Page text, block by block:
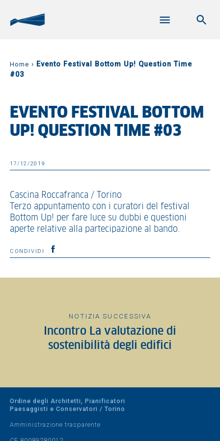
Home › Evento Festival Bottom Up! Question Time
#03
EVENTO FESTIVAL BOTTOM
UP! QUESTION TIME #03
17/12/2019
Cascina Roccafranca / Torino
Terzo appuntamento con i curatori del festival
Bottom Up! per fare luce su dubbi e questioni
aperte relative alla partecipazione al bando.
CONDIVIDI
NOTIZIA SUCCESSIVA
Incontro La valutazione di
sostenibilità degli edifici
Ordine degli Architetti, Pianificatori
Paesaggisti e Conservatori / Torino
Amministrazione trasparente